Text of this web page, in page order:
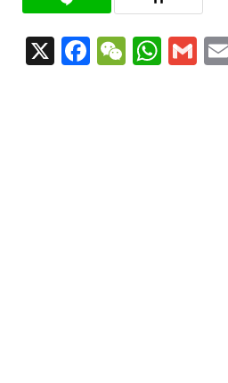
X Facebook
WeChat